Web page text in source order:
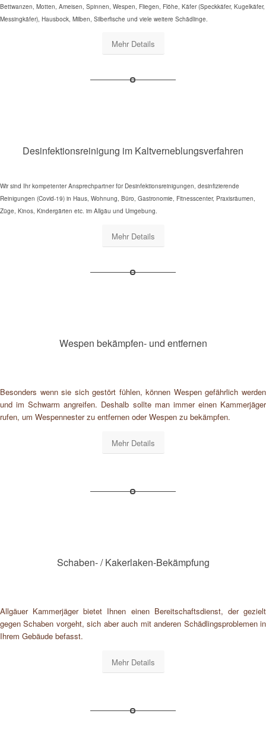
Bettwanzen, Motten, Ameisen, Spinnen, Wespen, Fliegen, Flöhe, Käfer (Speckkäfer, Kugelkäfer,
Messingkäfer), Hausbock, Milben, Silberfische und viele weitere Schädlinge.
Mehr Details
Desinfektionsreinigung im Kaltverneblungsverfahren
Wir sind Ihr kompetenter Ansprechpartner für Desinfektionsreinigungen, desinfizierende
Reinigungen (Covid-19) in Haus, Wohnung, Büro, Gastronomie, Fitnesscenter, Praxisräumen,
Züge, Kinos, Kindergärten etc. im Allgäu und Umgebung.
Mehr Details
Wespen bekämpfen- und entfernen
Besonders wenn sie sich gestört fühlen, können Wespen gefährlich werden
und im Schwarm angreifen. Deshalb sollte man immer einen Kammerjäger
rufen, um Wespennester zu entfernen oder Wespen zu bekämpfen.
Mehr Details
Schaben- / Kakerlaken-Bekämpfung
Allgäuer Kammerjäger bietet Ihnen einen Bereitschaftsdienst, der gezielt
gegen Schaben vorgeht, sich aber auch mit anderen Schädlingsproblemen in
Ihrem Gebäude befasst.
Mehr Details